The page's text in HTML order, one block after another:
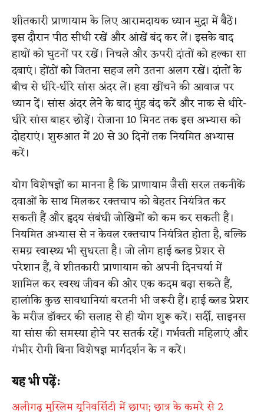
शीतकारी प्राणायाम के लिए आरामदायक ध्यान मुद्रा में बैठें।
इस दौरान पीठ सीधी रखें और आंखें बंद कर लें। इसके बाद
हाथों को घुटनों पर रखें। निचले और ऊपरी दांतों को हल्का सा
दबाएं। होंठों को जितना सहज लगे उतना अलग रखें। दांतों के
बीच से धीरे-धीरे सांस अंदर लें। हवा खींचने की आवाज पर
ध्यान दें। सांस अंदर लेने के बाद मुंह बंद करें और नाक से धीरे-
धीरे सांस बाहर छोड़ें। रोजाना 10 मिनट तक इस अभ्यास को
दोहराएं। शुरुआत में 20 से 30 दिनों तक नियमित अभ्यास
करें।
योग विशेषज्ञों का मानना है कि प्राणायाम जैसी सरल तकनीकें
दवाओं के साथ मिलकर रक्तचाप को बेहतर नियंत्रित कर
सकती हैं और हृदय संबंधी जोखिमों को कम कर सकती हैं।
नियमित अभ्यास से न केवल रक्तचाप नियंत्रित होता है, बल्कि
समग्र स्वास्थ्य भी सुधरता है। जो लोग हाई ब्लड प्रेशर से
परेशान हैं, वे शीतकारी प्राणायाम को अपनी दिनचर्या में
शामिल कर स्वस्थ जीवन की ओर एक कदम बढ़ा सकते हैं,
हालांकि कुछ सावधानियां बरतनी भी जरूरी हैं। हाई ब्लड प्रेशर
के मरीज डॉक्टर की सलाह से ही योग शुरू करें। सर्दी, साइनस
या सांस की समस्या होने पर सतर्क रहें। गर्भवती महिलाएं और
गंभीर रोगी बिना विशेषज्ञ मार्गदर्शन के न करें।
यह भी पढ़ें:
अलीगढ़ मुस्लिम यूनिवर्सिटी में छापा; छात्र के कमरे से 2